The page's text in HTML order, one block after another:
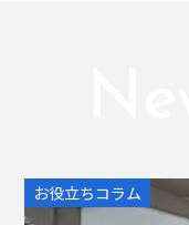
お役立ちコラム